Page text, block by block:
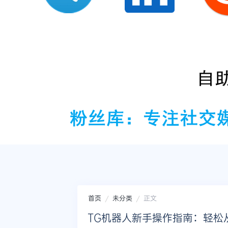
首页 未分类 正文
TG机器人新手操作指南：轻松